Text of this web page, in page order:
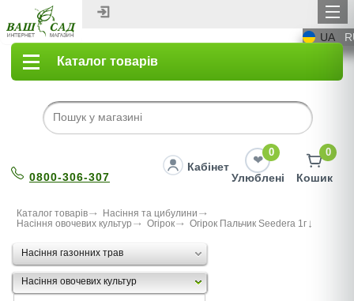
UA
Каталог товарів
0800-306-307
Кабінет
0
Улюблені
0
Кошик
Каталог товарів
Насіння та цибулини
Насіння овочевих культур
Огірок Огірок Пальчик Seedera 1г
Насіння газонних трав
Насіння овочевих культур